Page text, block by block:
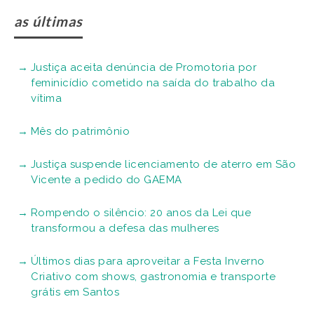
as últimas
Justiça aceita denúncia de Promotoria por
feminicídio cometido na saída do trabalho da
vítima
Mês do patrimônio
Justiça suspende licenciamento de aterro em São
Vicente a pedido do GAEMA
Rompendo o silêncio: 20 anos da Lei que
transformou a defesa das mulheres
Últimos dias para aproveitar a Festa Inverno
Criativo com shows, gastronomia e transporte
grátis em Santos